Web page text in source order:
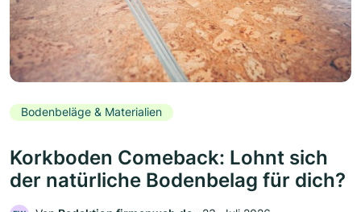
Bodenbeläge & Materialien
Korkboden Comeback: Lohnt sich
der natürliche Bodenbelag für dich?